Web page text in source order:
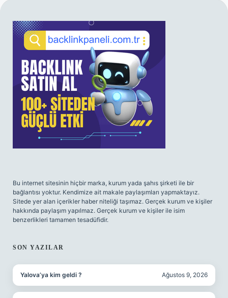
SIDEBAR
Bu internet sitesinin hiçbir marka, kurum yada şahıs şirketi ile bir
bağlantısı yoktur. Kendimize ait makale paylaşımları yapmaktayız.
Sitede yer alan içerikler haber niteliği taşımaz. Gerçek kurum ve kişiler
hakkında paylaşım yapılmaz. Gerçek kurum ve kişiler ile isim
benzerlikleri tamamen tesadüfidir.
SON YAZILAR
Yalova’ya kim geldi ? Ağustos 9, 2026